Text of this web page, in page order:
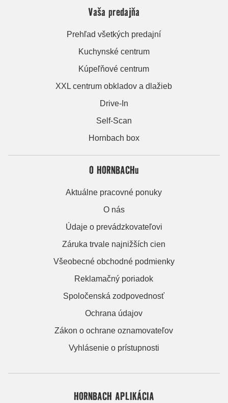
Vaša predajňa
Prehľad všetkých predajní
Kuchynské centrum
Kúpeľňové centrum
XXL centrum obkladov a dlažieb
Drive-In
Self-Scan
Hornbach box
O HORNBACHu
Aktuálne pracovné ponuky
O nás
Údaje o prevádzkovateľovi
Záruka trvale najnižších cien
Všeobecné obchodné podmienky
Reklamačný poriadok
Spoločenská zodpovednosť
Ochrana údajov
Zákon o ochrane oznamovateľov
Vyhlásenie o prístupnosti
HORNBACH APLIKÁCIA